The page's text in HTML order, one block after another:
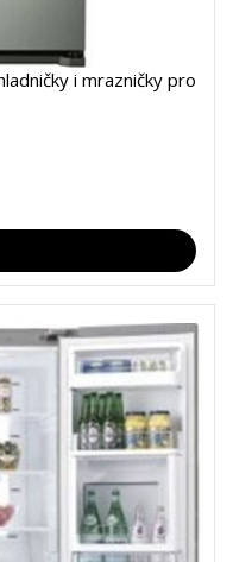
i mrazničky pro